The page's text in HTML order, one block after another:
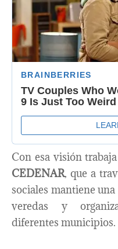
Con esa visión
CEDENAR, que a
sociales mantiene
veredas y
diferentes municipios.